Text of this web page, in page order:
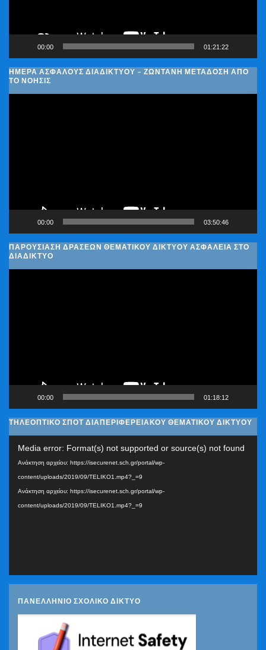
00:00 01:21:22
ΗΜΈΡΑ ΑΣΦΑΛΟΎΣ ΔΙΑΔΙΚΤΎΟΥ – ΖΩΝΤΑΝΉ ΜΕΤΆΔΟΣΗ ΑΠΌ
ΤΟ ΝΟΗΣΙΣ
00:00 03:50:46
ΠΑΡΟΥΣΊΑΣΗ ΔΡΆΣΕΩΝ ΘΕΜΑΤΙΚΟΎ ΔΙΚΤΎΟΥ ΑΣΦΆΛΕΙΑ ΣΤΟ
ΔΙΑΔΊΚΤΥΟ
00:00 01:18:12
ΤΗΛΕΟΠΤΙΚΟ ΣΠΟΤ ΔΙΑΠΕΡΙΦΕΡΕΙΑΚΟΥ ΘΕΜΑΤΙΚΟΥ ΔΙΚΤΥΟΥ
Media error: Format(s) not supported or source(s) not found
Ανάκτηση αρχείου: https://isecurenet.sch.gr/portal/wp-
content/uploads/2019/09/TELIKO1.mp4?_=9
Ανάκτηση αρχείου: https://isecurenet.sch.gr/portal/wp-
content/uploads/2019/09/TELIKO1.mp4?_=9
ΠΑΝΕΛΛΗΝΙΟ ΣΧΟΛΙΚΟ ΔΙΚΤΥΟ